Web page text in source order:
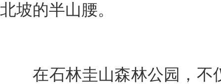
北坡的半山腰。
在石林圭山森林公园，不